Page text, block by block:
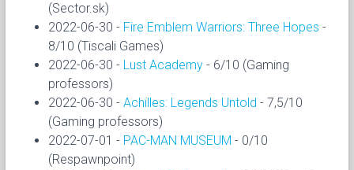
(Sector.sk)
2022-06-30 - Fire Emblem Warriors: Three Hopes -
8/10 (Tiscali Games)
2022-06-30 - Lust Academy - 6/10 (Gaming
professors)
2022-06-30 - Achilles: Legends Untold - 7,5/10
(Gaming professors)
2022-07-01 - PAC-MAN MUSEUM - 0/10
(Respawnpoint)